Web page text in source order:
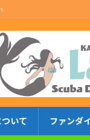
いて ファンダ